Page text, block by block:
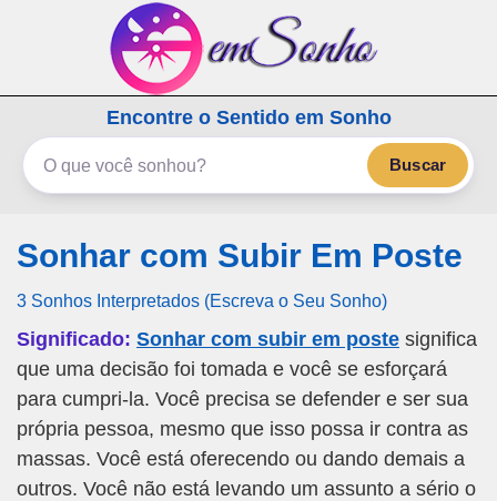
emSonho.com
Os sonhos significam mais
Encontre o Sentido em Sonho
Buscar
Sonhar com Subir Em Poste
3 Sonhos Interpretados (Escreva o Seu Sonho)
Significado: Sonhar com subir em poste significa
que uma decisão foi tomada e você se esforçará
para cumpri-la. Você precisa se defender e ser sua
própria pessoa, mesmo que isso possa ir contra as
massas. Você está oferecendo ou dando demais a
outros. Você não está levando um assunto a sério o